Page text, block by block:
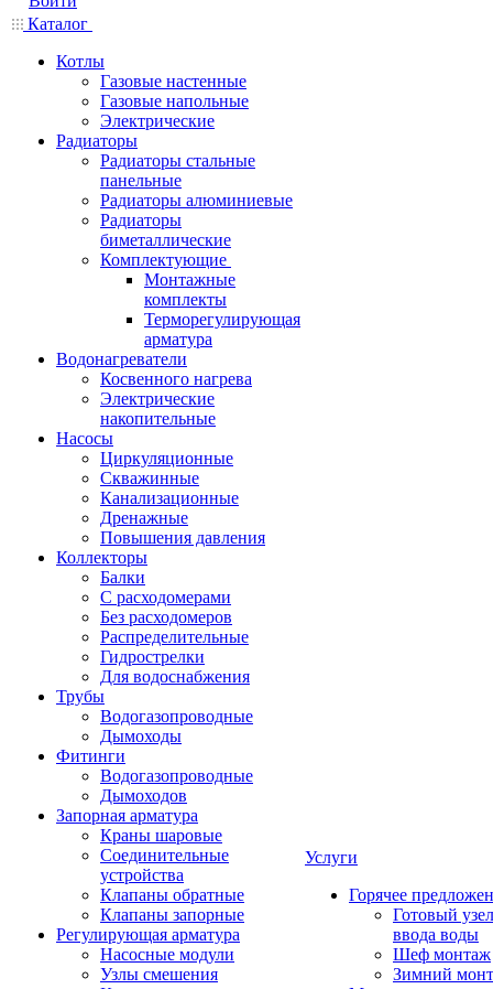
Каталог
Котлы
Газовые настенные
Газовые напольные
Электрические
Радиаторы
Радиаторы стальные
панельные
Радиаторы алюминиевые
Радиаторы
биметаллические
Комплектующие
Монтажные
комплекты
Терморегулирующая
арматура
Водонагреватели
Косвенного нагрева
Электрические
накопительные
Насосы
Циркуляционные
Скважинные
Канализационные
Дренажные
Повышения давления
Коллекторы
Балки
С расходомерами
Без расходомеров
Распределительные
Гидрострелки
Для водоснабжения
Трубы
Водогазопроводные
Дымоходы
Фитинги
Водогазопроводные
Дымоходов
Запорная арматура
Краны шаровые
Соединительные
устройства
Клапаны обратные
Клапаны запорные
Регулирующая арматура
Насосные модули
Узлы смешения
Услуги
Горячее
Готовый узел
ввода воды
Шеф монтаж
Зимний